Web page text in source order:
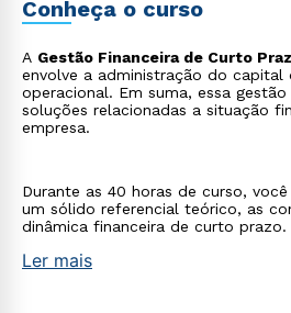
Conheça o curso
A Gestão Financeira de Curto
envolve a administração do capital
operacional. Em suma, essa
soluções relacionadas a situação
empresa.
Durante as 40 horas de curso,
um sólido referencial teórico, as
dinâmica financeira de curto prazo.
Ler mais